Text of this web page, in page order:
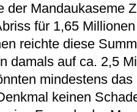
der Mandaukaseme
für 1,65
reichte diese
damals auf ca. 2,5
mindestens
keinen